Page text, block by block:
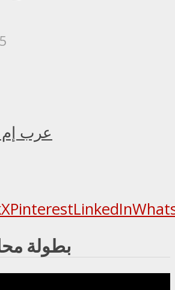
عرب إم
XPinterestLinkedIn
بطولة